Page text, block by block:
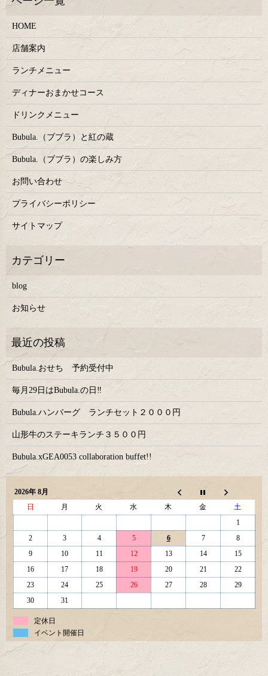
HOME
店舗案内
ランチメニュー
ディナーおまかせコース
ドリンクメニュー
Bubula.（ブブラ）と紅の蔵
Bubula.（ブブラ）の楽しみ方
お問い合わせ
プライバシーポリシー
サイトマップ
blog
お知らせ
Bubula.おせち 予約受付中
毎月29日はBubula.の日‼
Bubula.ハンバーグ ランチセット２０００円
山形牛のステーキランチ３５００円
Bubula.xGEA0053 collaboration buffet!!
2026年 8月
日
月 火 水 木 金
土
1
2
3 4 5 6 7
8
9
10 11 12 13 14
15
16
17 18 19 20 21
22
23
24 25 26 27 28
29
30
31
定休日
イベント開催日